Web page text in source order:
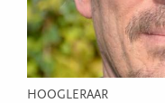
HOOGLERAAR